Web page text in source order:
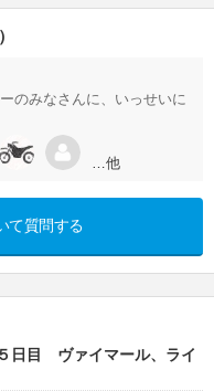
のみなさんに、いっせいに
…他
て質問する
日目 ヴァイマール、ライ